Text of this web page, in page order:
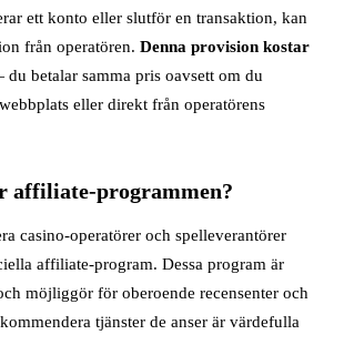
ett konto eller slutför en transaktion, kan
från operatören. Denna provision kostar
betalar samma pris oavsett om du
eller direkt från operatörens
affiliate-programmen?
casino-operatörer och spelleverantörer
affiliate-program. Dessa program är
möjliggör för oberoende recensenter och
tjänster de anser är värdefulla